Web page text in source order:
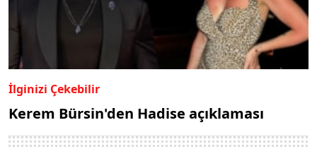
İlginizi Çekebilir
Kerem Bürsin'den Hadise açıklaması